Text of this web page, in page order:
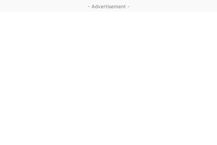
- Advertisement -